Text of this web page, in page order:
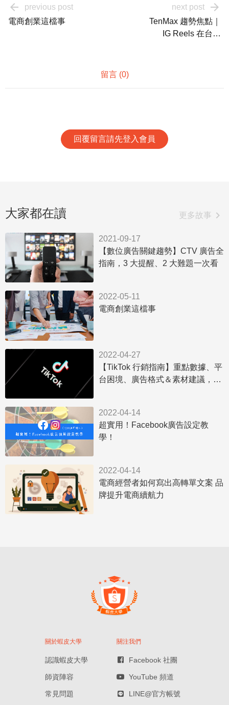
許透過不斷厚植專業與技術
力，善用數據創造價值，幫助
arrow_back
previous post
電商創業這檔事
arrow_forward
next post
TenMax 趨勢焦點｜
IG Reels 在台上
留言 (0)
回覆留言請先登入會員
大家都在讀 更多故事 chevron_right
2021-09-17
【數位廣告關鍵趨勢】CTV 廣告全
指南，3 大提醒、2 大難題一次看
2022-05-11
電商創業這檔事
2022-04-27
【TikTok 行銷指南】重點數據、平
台困境、廣告格式＆素材建議，一
2022-04-14
超實用！Facebook廣告設定教
學！
2022-04-14
電商經營者如何寫出高轉單文案 品
牌提升電商續航力
關於蝦皮大學
認識蝦皮大學
師資陣容
常見問題
關注我們
Facebook 社團
YouTube 頻道
LINE@官方帳號